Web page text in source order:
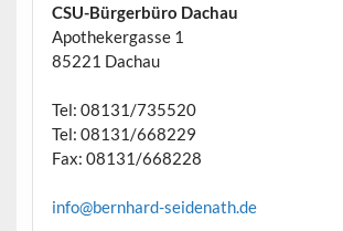
CSU-Bürgerbüro Dachau
Apothekergasse 1
85221 Dachau
Tel: 08131/735520
Tel: 08131/668229
Fax: 08131/668228
info@bernhard-seidenath.de